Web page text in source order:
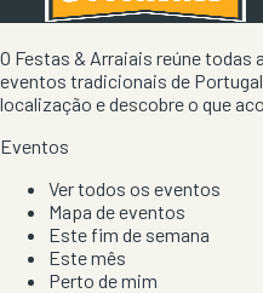
O Festas & Arraiais reúne
eventos tradicionais de
localização e descobre o que
Eventos
Ver todos os eventos
Mapa de eventos
Este fim de semana
Este mês
Perto de mim